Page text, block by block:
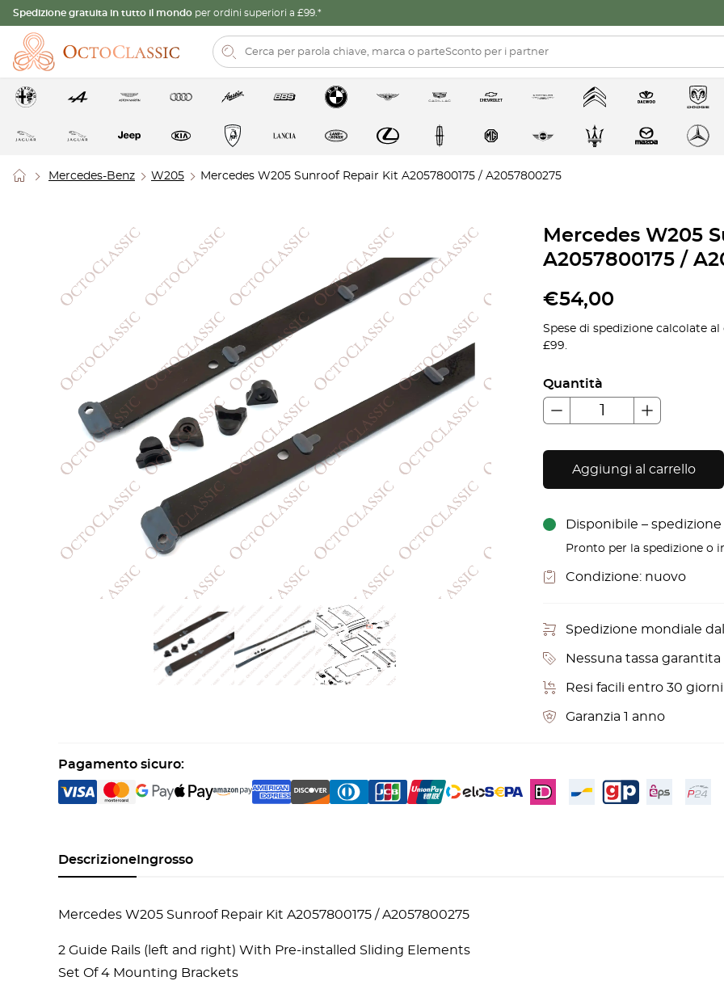
Spedizione gratuita in tutto il mondo per ordini superiori a £99.*
Mercedes-Benz W205 Mercedes W205 Sunroof Repair Kit A2057800175 / A2057800275
Mercedes W205
A2057800175 /
€54,00
Spese di spedizione calcolate
£99.
Quantità
Aggiungi al carrello
Disponibile –
Pronto per la spedizione o
Condizione: nuovo
Spedizione mondiale
Nessuna tassa
Resi facili entro 30
Garanzia 1 anno
Pagamento sicuro:
Descrizione Ingrosso
Mercedes W205 Sunroof Repair Kit A2057800175 / A2057800275
2 Guide Rails (left and right) With Pre-installed Sliding Elements
Set Of 4 Mounting Brackets